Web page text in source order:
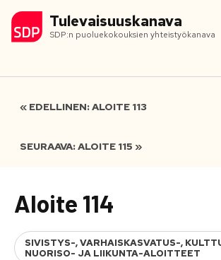
Tulevaisuuskanava
SDP:n puoluekokouksien yhteistyökanava
« EDELLINEN: ALOITE 113
SEURAAVA: ALOITE 115 »
Aloite 114
SIVISTYS-, VARHAISKASVATUS-,
NUORISO- JA LIIKUNTA-ALOITTEET